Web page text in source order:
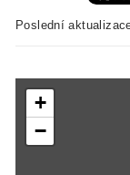
Poslední
+
−